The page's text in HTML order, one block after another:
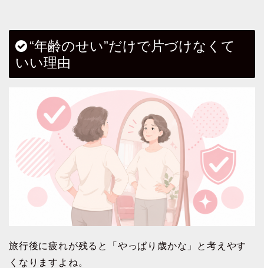
“年齢のせい”だけで片づけなくて
いい理由
旅行後に疲れが残ると「やっぱり歳かな」と考えやす
くなりますよね。